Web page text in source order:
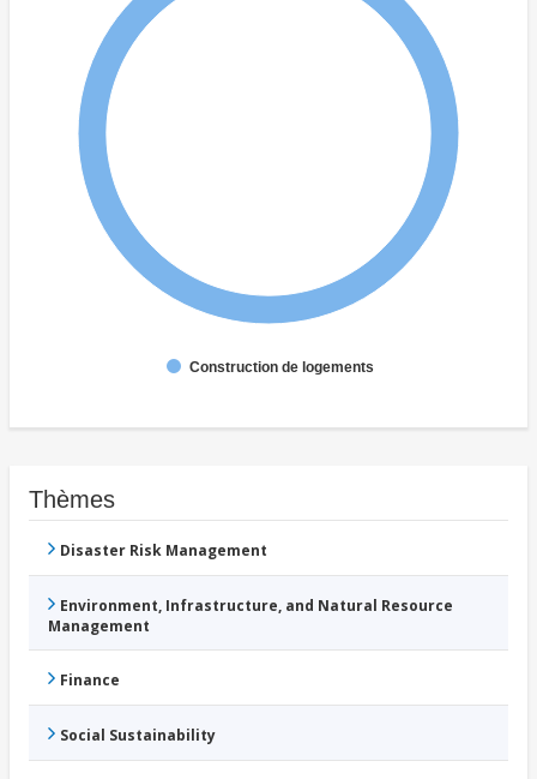
Construction de logements
Thèmes
Disaster Risk Management
Environment, Infrastructure, and Natural Resource
Management
Finance
Social Sustainability